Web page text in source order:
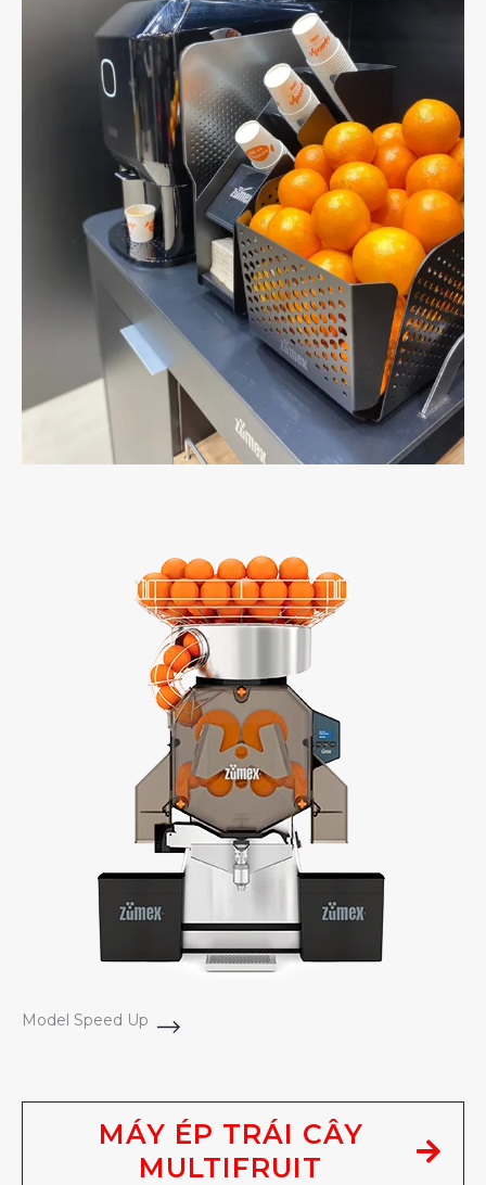
Model Speed Up
MÁY ÉP TRÁI CÂY
MULTIFRUIT